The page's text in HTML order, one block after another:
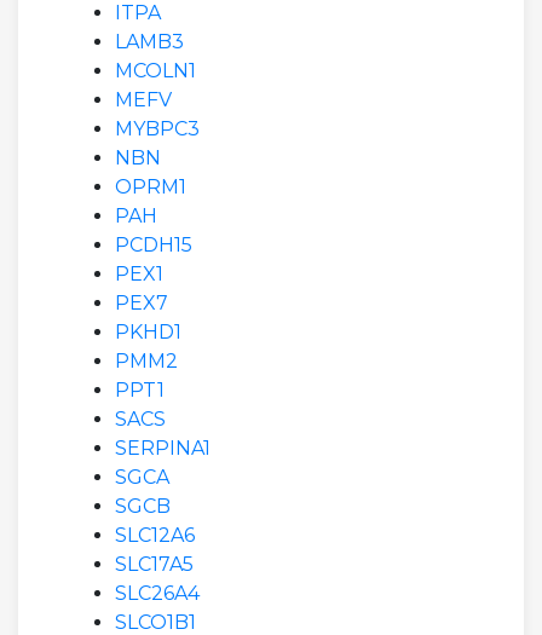
ITPA
LAMB3
MCOLN1
MEFV
MYBPC3
NBN
OPRM1
PAH
PCDH15
PEX1
PEX7
PKHD1
PMM2
PPT1
SACS
SERPINA1
SGCA
SGCB
SLC12A6
SLC17A5
SLC26A4
SLCO1B1